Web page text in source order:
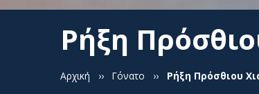
Ρήξη
Αρχική ›› Γόνατο ›› Ρήξη Πρόσθιου